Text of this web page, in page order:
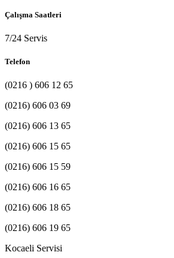
Çalışma Saatleri
7/24 Servis
Telefon
(0216 ) 606 12 65
(0216) 606 03 69
(0216) 606 13 65
(0216) 606 15 65
(0216) 606 15 59
(0216) 606 16 65
(0216) 606 18 65
(0216) 606 19 65
Kocaeli Servisi